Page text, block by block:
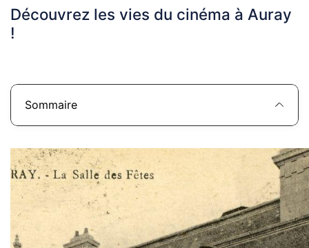
Découvrez les vies du cinéma à Auray
!
Sommaire